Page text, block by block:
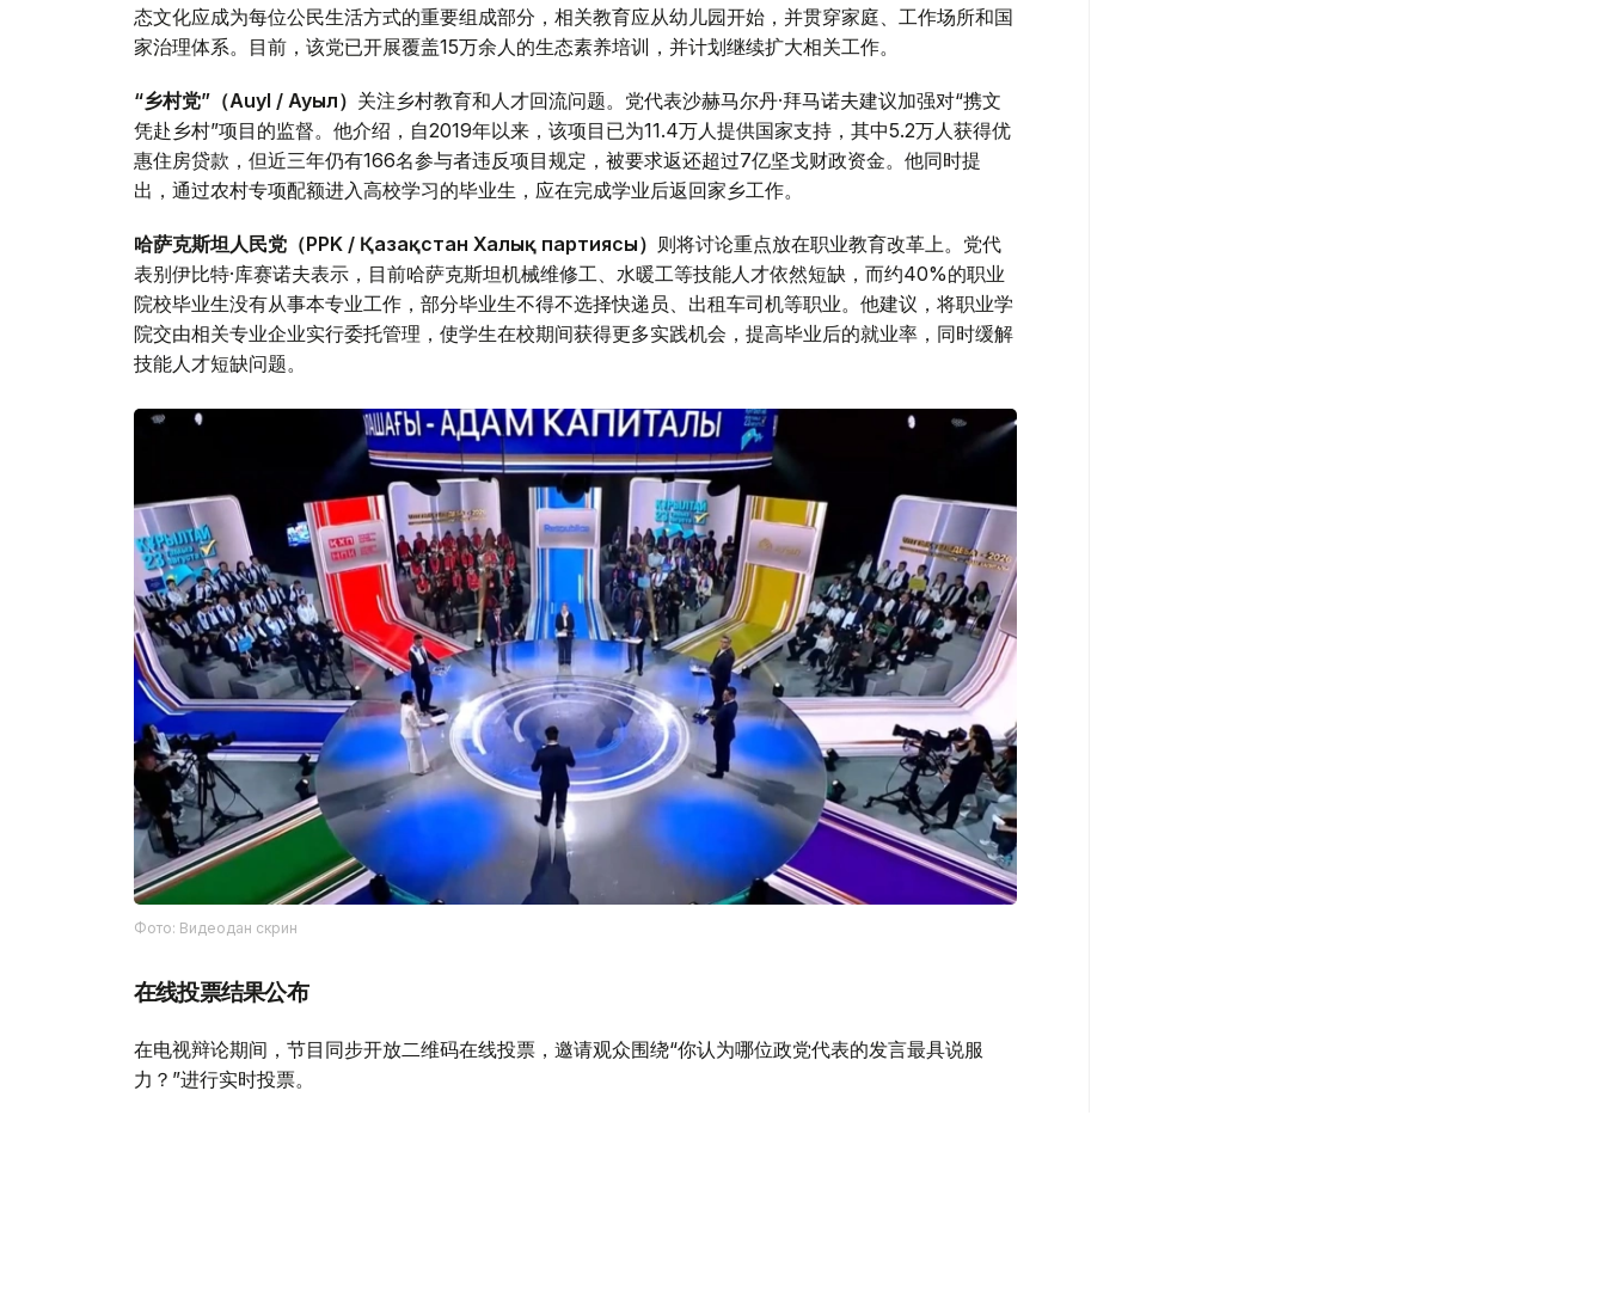
态文化应成为每位公民生活方式的重要组成部分，相关教育应从幼儿园开始，并贯穿家庭、工作场所和国
家治理体系。目前，该党已开展覆盖15万余人的生态素养培训，并计划继续扩大相关工作。
“乡村党”（Auyl / Ауыл） 关注乡村教育和人才回流问题。党代表沙赫马尔丹·拜马诺夫建议加强对“携文
凭赴乡村”项目的监督。他介绍，自2019年以来，该项目已为11.4万人提供国家支持，其中5.2万人获得优
惠住房贷款，但近三年仍有166名参与者违反项目规定，被要求返还超过7亿坚戈财政资金。他同时提
出，通过农村专项配额进入高校学习的毕业生，应在完成学业后返回家乡工作。
哈萨克斯坦人民党（PPK / Қазақстан Халық партиясы） 则将讨论重点放在职业教育改革上。党代
表别伊比特·库赛诺夫表示，目前哈萨克斯坦机械维修工、水暖工等技能人才依然短缺，而约40%的职业
院校毕业生没有从事本专业工作，部分毕业生不得不选择快递员、出租车司机等职业。他建议，将职业学
院交由相关专业企业实行委托管理，使学生在校期间获得更多实践机会，提高毕业后的就业率，同时缓解
技能人才短缺问题。
Фото: Видеодан скрин
在线投票结果公布
在电视辩论期间，节目同步开放二维码在线投票，邀请观众围绕“你认为哪位政党代表的发言最具说服
力？”进行实时投票。